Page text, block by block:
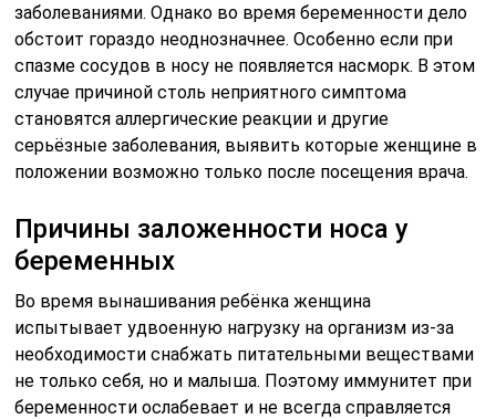
заболеваниями. Однако во время беременности дело
обстоит гораздо неоднозначнее. Особенно если при
спазме сосудов в носу не появляется насморк. В этом
случае причиной столь неприятного симптома
становятся аллергические реакции и другие
серьёзные заболевания, выявить которые женщине в
положении возможно только после посещения врача.
Причины заложенности носа у
беременных
Во время вынашивания ребёнка женщина
испытывает удвоенную нагрузку на организм из-за
необходимости снабжать питательными веществами
не только себя, но и малыша. Поэтому иммунитет при
беременности ослабевает и не всегда справляется